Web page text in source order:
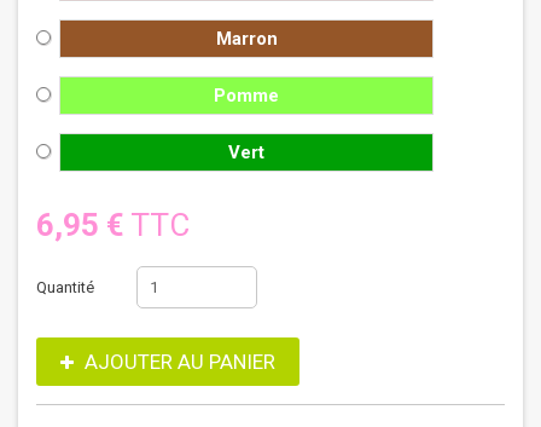
Marron
Pomme
Vert
6,95 € TTC
Quantité
AJOUTER AU PANIER